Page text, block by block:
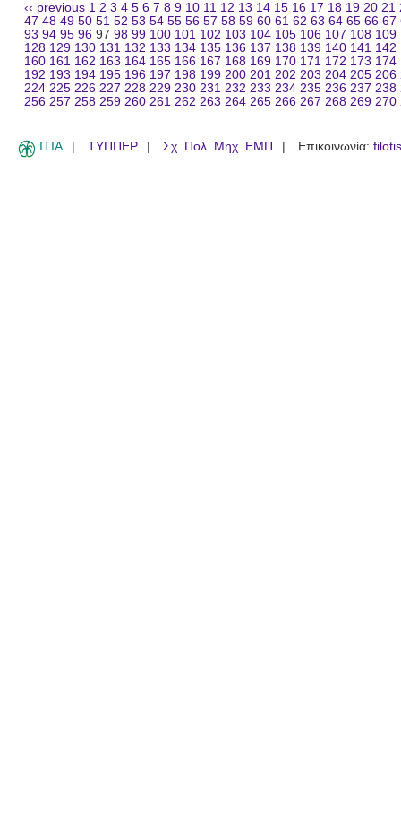
‹‹ previous 1 2 3 4 5 6 7 8 9 10 11 12 13 14 15 16 17 18 19 20 21
47 48 49 50 51 52 53 54 55 56 57 58 59 60 61 62 63 64 65 66 67
93 94 95 96 97 98 99 100 101 102 103 104 105 106 107 108 109
128 129 130 131 132 133 134 135 136 137 138 139 140 141 142
160 161 162 163 164 165 166 167 168 169 170 171 172 173 174
192 193 194 195 196 197 198 199 200 201 202 203 204 205 206
224 225 226 227 228 229 230 231 232 233 234 235 236 237 238
256 257 258 259 260 261 262 263 264 265 266 267 268 269 270
ITIA ΤΥΠΠΕΡ Σχ. Πολ. Μηχ. ΕΜΠ Επικοινωνία: